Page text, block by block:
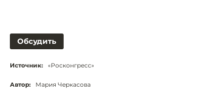
Обсудить
Источник: «Росконгресс»
Автор: Мария Черкасова